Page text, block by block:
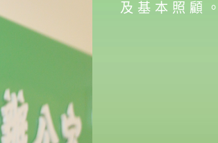
及基本照顧。